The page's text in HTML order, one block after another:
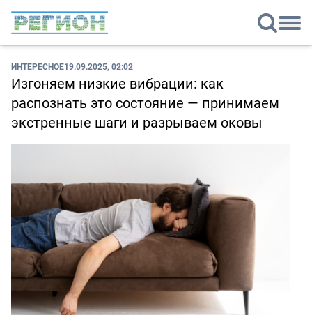
ИНТЕРЕСНОЕ19.09.2025, 02:02
Изгоняем низкие вибрации: как
распознать это состояние — принимаем
экстренные шаги и разрываем оковы